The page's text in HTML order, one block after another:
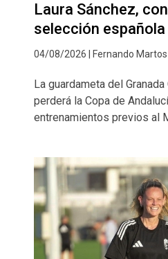
Laura Sánchez,
selección
04/08/2026 | Fernando Martos
La guardameta del
perderá la Copa de
entrenamientos previos al